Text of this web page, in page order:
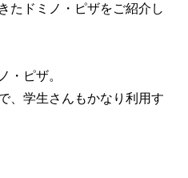
たドミノ・ピザをご紹介し
・ピザ。
、学生さんもかなり利用す